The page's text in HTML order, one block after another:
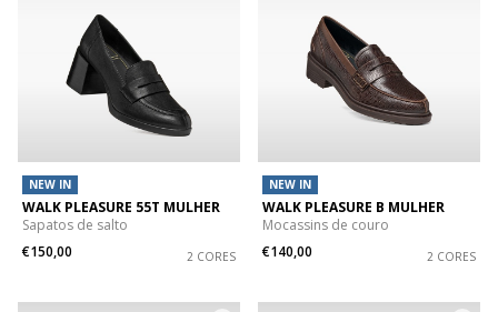
NEW IN
WALK PLEASURE 55T MULHER
Sapatos de salto
€150,00
2 CORES
NEW IN
WALK PLEASURE B MULHER
Mocassins de couro
€140,00
2 CORES